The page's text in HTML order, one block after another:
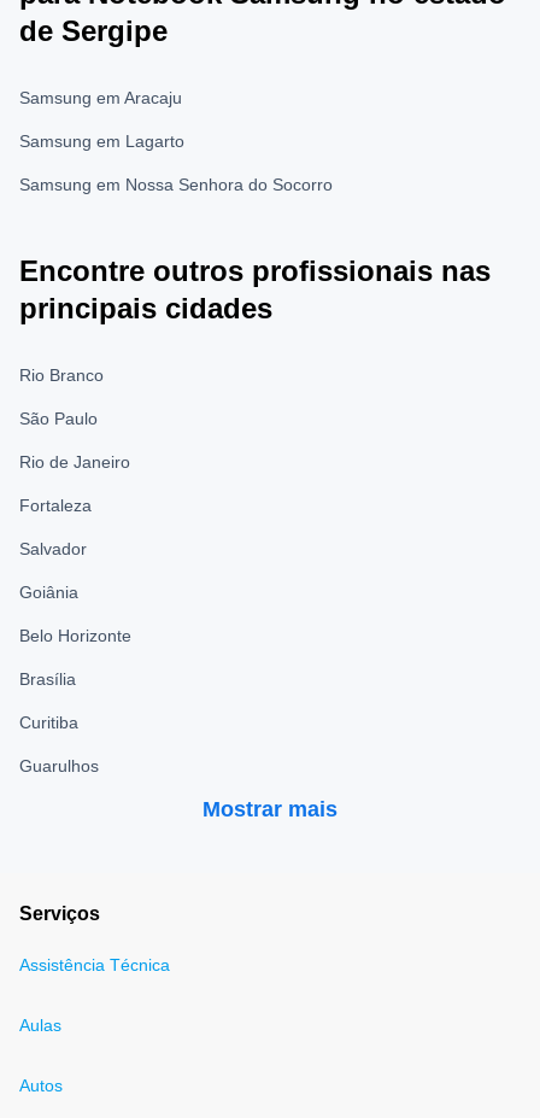
de Sergipe
Samsung em Aracaju
Samsung em Lagarto
Samsung em Nossa Senhora do Socorro
Encontre outros profissionais nas
principais cidades
Rio Branco
São Paulo
Rio de Janeiro
Fortaleza
Salvador
Goiânia
Belo Horizonte
Brasília
Curitiba
Guarulhos
Mostrar mais
Serviços
Assistência Técnica
Aulas
Autos